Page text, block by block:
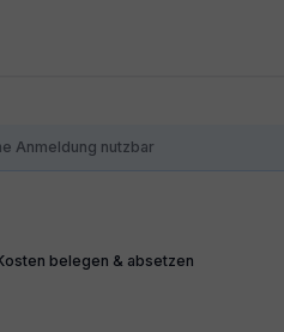
Anmeldung nutzbar
belegen & absetzen